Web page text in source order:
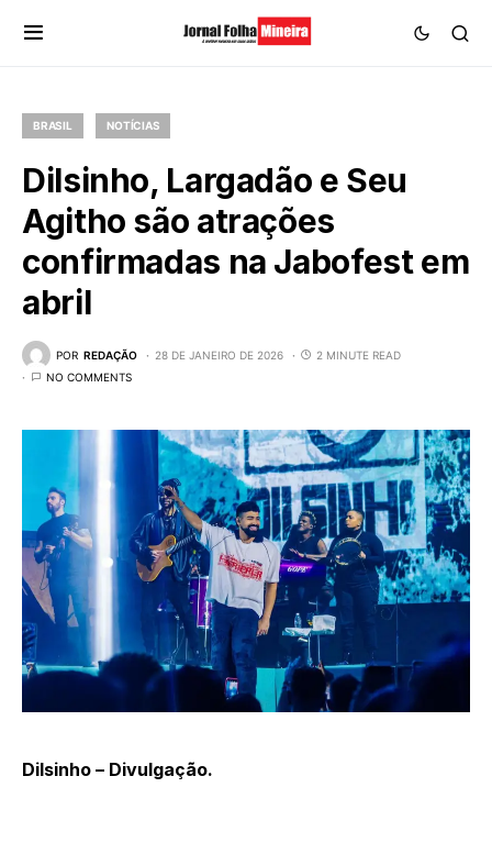
BRASIL NOTÍCIAS
Dilsinho, Largadão e Seu
Agitho são atrações
confirmadas na Jabofest em
abril
POR REDAÇÃO 28 DE JANEIRO DE 2026
2 MINUTE READ
NO COMMENTS
Dilsinho – Divulgação.